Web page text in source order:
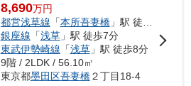
8,690万円
都営浅草線 「本所吾妻橋」駅 徒歩4分
銀座線 「浅草」駅 徒歩7分
東武伊勢崎線 「浅草」駅 徒歩8分
9階 / 2LDK / 56.10㎡
東京都墨田区吾妻橋２丁目18-4